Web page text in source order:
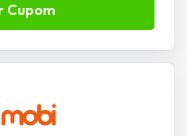
Cupom